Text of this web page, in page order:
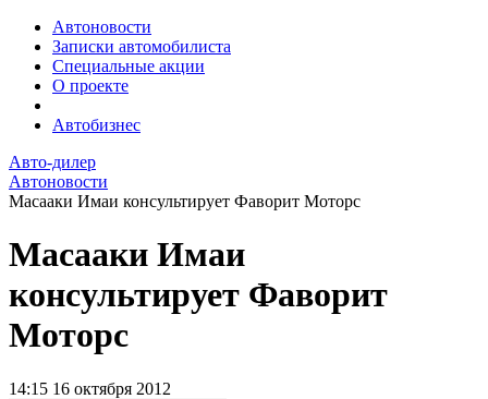
Автоновости
Записки автомобилиста
Специальные акции
О проекте
Автобизнес
Авто-дилер
Автоновости
Масааки Имаи консультирует Фаворит Моторс
Масааки Имаи
консультирует Фаворит
Моторс
14:15 16 октября 2012